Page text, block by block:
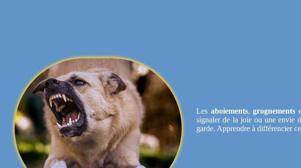
Les aboiements, grognements
signaler de la joie ou une envie
garde. Apprendre à différencier